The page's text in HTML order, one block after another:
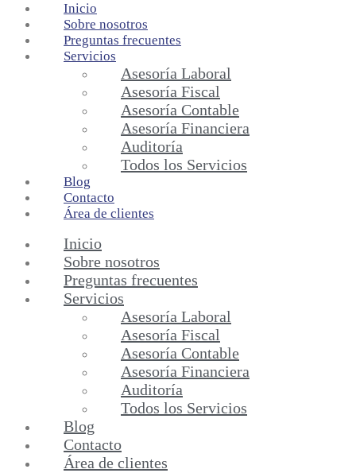
Inicio
Sobre nosotros
Preguntas frecuentes
Servicios
Asesoría Laboral
Asesoría Fiscal
Asesoría Contable
Asesoría Financiera
Auditoría
Todos los Servicios
Blog
Contacto
Área de clientes
Inicio
Sobre nosotros
Preguntas frecuentes
Servicios
Asesoría Laboral
Asesoría Fiscal
Asesoría Contable
Asesoría Financiera
Auditoría
Todos los Servicios
Blog
Contacto
Área de clientes